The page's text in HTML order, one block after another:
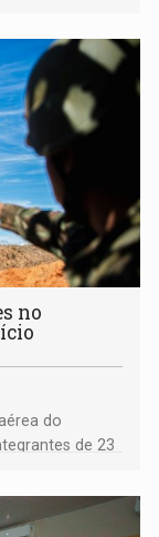
no
do
de 23